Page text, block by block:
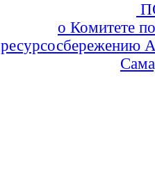
о Комитете
ресурсосбережению